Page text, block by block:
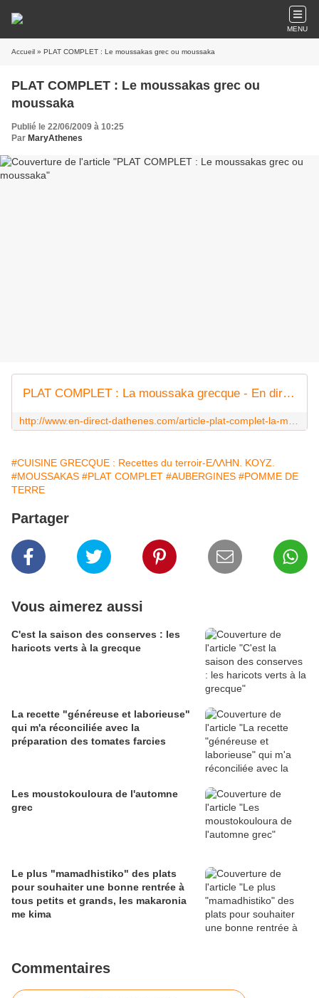
MENU
Accueil » PLAT COMPLET : Le moussakas grec ou moussaka
PLAT COMPLET : Le moussakas grec ou
moussaka
Publié le 22/06/2009 à 10:25
Par MaryAthenes
PLAT COMPLET : La moussaka grecque - En direct d'Athènes
#CUISINE GRECQUE : Recettes du terroir-ΕΛΛΗΝ. ΚΟΥΖ.
#MOUSSAKAS #PLAT COMPLET #AUBERGINES #POMME DE
TERRE
Partager
Vous aimerez aussi
C'est la saison des conserves : les
haricots verts à la grecque
La recette "généreuse et laborieuse"
qui m'a réconciliée avec la
préparation des tomates farcies
Les moustokouloura de l'automne
grec
Le plus "mamadhistiko" des plats
pour souhaiter une bonne rentrée à
tous petits et grands, les makaronia
me kima
Commentaires